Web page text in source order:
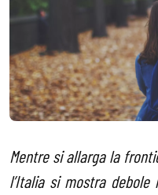
Mentre si allarga la
l’Italia si mostra